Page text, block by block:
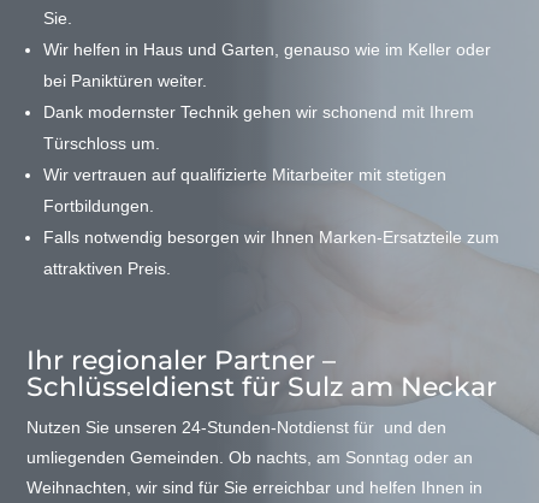
Sie.
Wir helfen in Haus und Garten, genauso wie im Keller oder
bei Paniktüren weiter.
Dank modernster Technik gehen wir schonend mit Ihrem
Türschloss um.
Wir vertrauen auf qualifizierte Mitarbeiter mit stetigen
Fortbildungen.
Falls notwendig besorgen wir Ihnen Marken-Ersatzteile zum
attraktiven Preis.
Ihr regionaler Partner –
Schlüsseldienst für Sulz am Neckar
Nutzen Sie unseren 24-Stunden-Notdienst für und den
umliegenden Gemeinden. Ob nachts, am Sonntag oder an
Weihnachten, wir sind für Sie erreichbar und helfen Ihnen in